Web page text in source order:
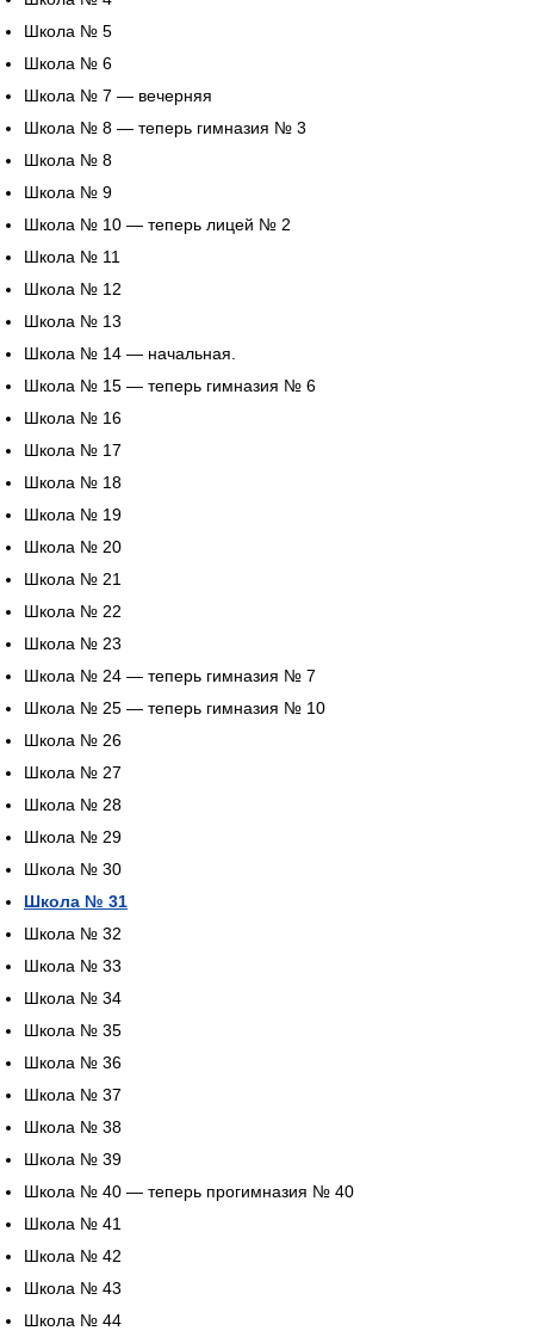
Школа № 5
Школа № 6
Школа № 7 — вечерняя
Школа № 8 — теперь гимназия № 3
Школа № 8
Школа № 9
Школа № 10 — теперь лицей № 2
Школа № 11
Школа № 12
Школа № 13
Школа № 14 — начальная.
Школа № 15 — теперь гимназия № 6
Школа № 16
Школа № 17
Школа № 18
Школа № 19
Школа № 20
Школа № 21
Школа № 22
Школа № 23
Школа № 24 — теперь гимназия № 7
Школа № 25 — теперь гимназия № 10
Школа № 26
Школа № 27
Школа № 28
Школа № 29
Школа № 30
Школа № 31
Школа № 32
Школа № 33
Школа № 34
Школа № 35
Школа № 36
Школа № 37
Школа № 38
Школа № 39
Школа № 40 — теперь прогимназия № 40
Школа № 41
Школа № 42
Школа № 43
Школа № 44